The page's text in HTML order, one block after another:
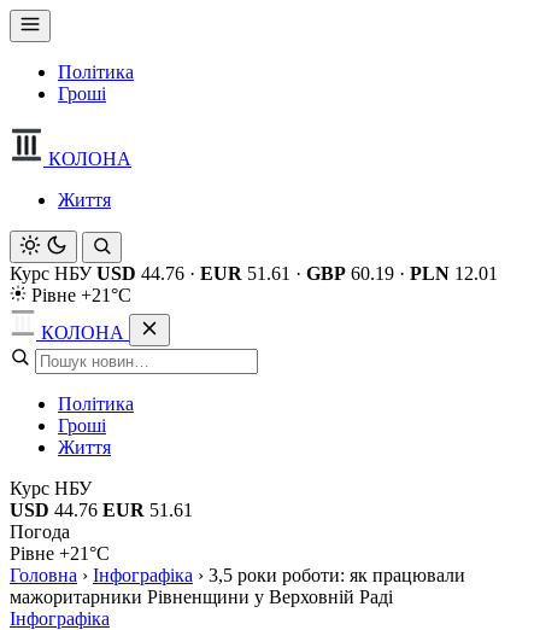
Політика
Гроші
КОЛОНА
Життя
Курс НБУ USD 44.76 · EUR 51.61 · GBP 60.19 · PLN 12.01
Рівне +21°C
КОЛОНА
Політика
Гроші
Життя
Курс НБУ
USD 44.76 EUR 51.61
Погода
Рівне +21°C
Головна › Інфографіка › 3,5 роки роботи: як працювали
мажоритарники Рівненщини у Верховній Раді
Інфографіка